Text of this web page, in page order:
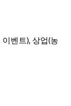
벤트), 상업(농